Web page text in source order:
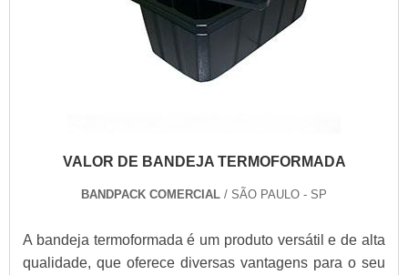
VALOR DE BANDEJA TERMOFORMADA
BANDPACK COMERCIAL / SÃO PAULO - SP
A bandeja termoformada é um produto versátil e de alta
qualidade, que oferece diversas vantagens para o seu